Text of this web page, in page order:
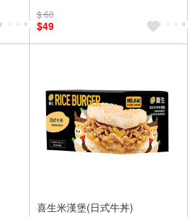
$ 60
$49
喜生米漢堡(日式牛丼)